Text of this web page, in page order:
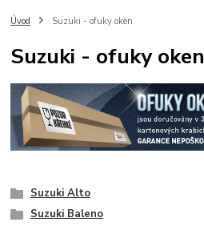
Úvod Suzuki - ofuky oken
Suzuki - ofuky oken
Suzuki Alto
Suzuki Baleno